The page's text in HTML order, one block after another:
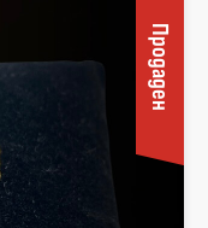
Продаден